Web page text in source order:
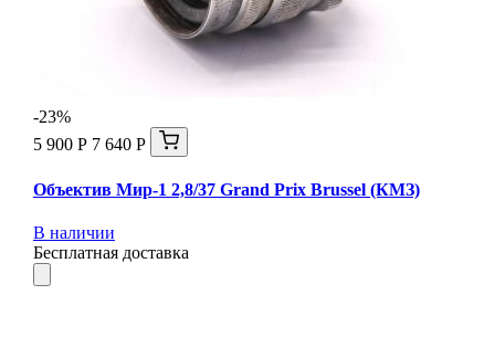
-23%
5 900 Р 7 640 Р
Объектив Мир-1 2,8/37 Grand Prix Brussel (КМЗ)
В наличии
Бесплатная доставка